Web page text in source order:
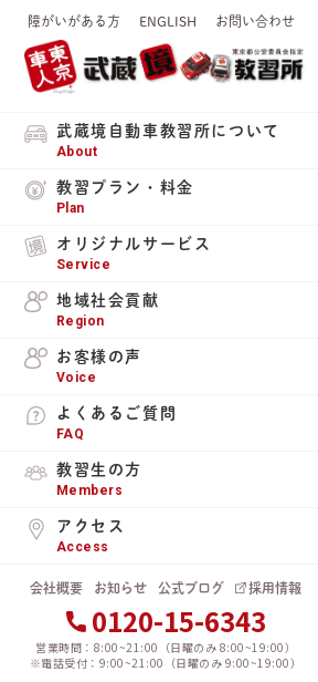
障がいがある方 ENGLISH お問い合わせ
武蔵境自動車教習所について
About
教習プラン・料金
Plan
オリジナルサービス
Service
地域社会貢献
Region
お客様の声
Voice
よくあるご質問
FAQ
教習生の方
Members
アクセス
Access
会社概要 お知らせ 公式ブログ 採用情報
0120-15-6343
営業時間：8:00~21:00（日曜のみ 8:00~19:00）
※電話受付：9:00~21:00（日曜のみ 9:00~19:00）